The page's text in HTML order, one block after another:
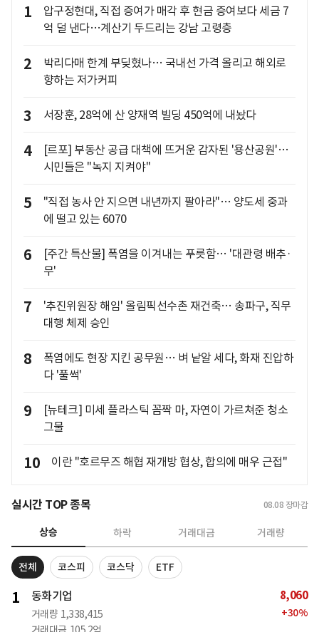
1
압구정현대, 직접 증여가 매각 후 현금 증여보다 세금 7
억 덜 낸다…계산기 두드리는 강남 고령층
2
박리다매 한계 부딪혔나… 국내선 가격 올리고 해외로
향하는 저가커피
3 서장훈, 28억에 산 양재역 빌딩 450억에 내놨다
4
[르포] 부동산 공급 대책에 뜨거운 감자된 '용산공원'…
시민들은 "녹지 지켜야"
5
"직접 농사 안 지으면 내년까지 팔아라"… 양도세 중과
에 떨고 있는 6070
6
[주간 특산물] 폭염을 이겨내는 푸릇함… '대관령 배추·
무'
7
'추진위원장 해임' 올림픽선수촌 재건축… 송파구, 직무
대행 체제 승인
8
폭염에도 현장 지킨 공무원… 벼 낱알 세다, 화재 진압하
다 '풀썩'
9
[뉴테크] 미세 플라스틱 꼼짝 마, 자연이 가르쳐준 청소
그물
10 이란 "호르무즈 해협 재개방 협상, 합의에 매우 근접"
실시간 TOP 종목 08.08 장마감
상승 하락 거래대금 거래량
전체 코스피 코스닥 ETF
1 동화기업
거래량 1,338,415
8,060
+30%